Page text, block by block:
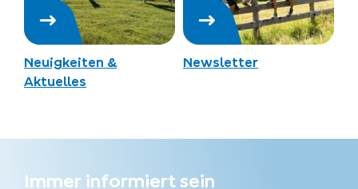
Neuigkeiten &
Aktuelles
Newsletter
Immer informiert sein